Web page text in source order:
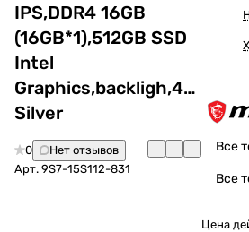
IPS,DDR4 16GB
(16GB*1),512GB SSD
Intel
Silver
0
Нет отзывов
Арт. 9S7-15S112-831
Все
Все
Цена